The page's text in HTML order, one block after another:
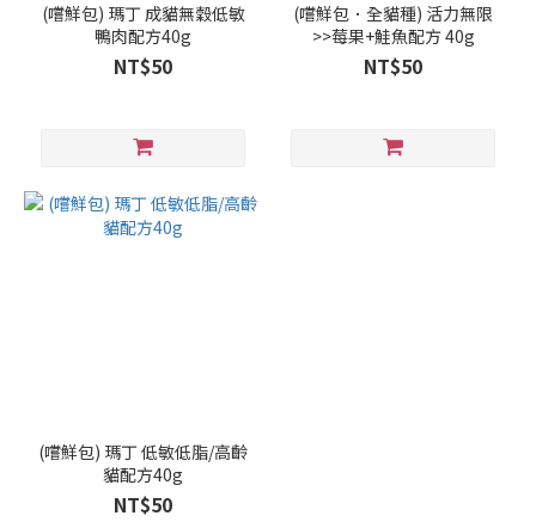
(嚐鮮包) 瑪丁 成貓無穀低敏
鴨肉配方40g
NT$50
(嚐鮮包．全貓種) 活力無限
>>莓果+鮭魚配方 40g
NT$50
(嚐鮮包) 瑪丁 低敏低脂/高齡
貓配方40g
NT$50